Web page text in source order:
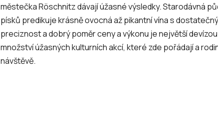
městečka Röschnitz dávají úžasné výsledky. Starodávná
písků predikuje krásně ovocná až pikantní vína s
preciznost a dobrý poměr ceny a výkonu je největší
množství úžasných kulturních akcí, které zde pořádají a
návštěvě.